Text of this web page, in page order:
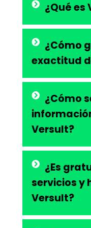
¿Qué es
¿Cómo
exactitud
¿Cómo
Versult?
¿Es
servicios y
Versult?